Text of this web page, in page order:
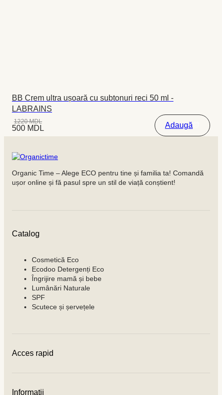
BB Crem ultra ușoară cu subtonuri reci 50 ml -
LABRAINS
1220MDL
500 MDL Adaugă
Organic Time – Alege ECO pentru tine și familia ta! Comandă
ușor online și fă pasul spre un stil de viață conștient!
Catalog
Cosmetică Eco
Ecodoo Detergenți Eco
Îngrijire mamă și bebe
Lumânări Naturale
SPF
Scutece și șervețele
Acces rapid
Informaţii